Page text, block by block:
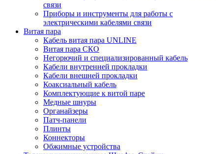
связи
Приборы и инструменты для работы с
электрическими кабелями связи
Витая пара
Кабель витая пара UNLINE
Витая пара СКО
Негорючий и специализированный кабель
Кабели внутренней прокладки
Кабели внешней прокладки
Коаксиальный кабель
Комплектующие к витой паре
Медные шнуры
Органайзеры
Патч-панели
Плинты
Коннекторы
Обжимные устройства